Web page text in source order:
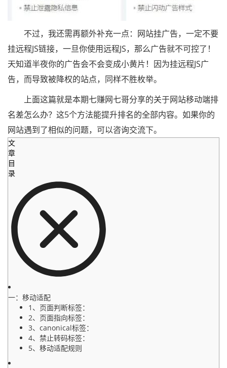
不过，我还需再额外补充一点：网站挂广告，一定不要
挂远程JS链接，一旦你使用远程JS，那么广告就不可控了！
天知道半夜你的广告会不会变成小黄片！因为挂远程JS广
告，而导致被降权的站点，同样不胜枚举。
上面这篇就是本期七赚网七哥分享的关于网站移动端排
名差怎么办？这5个方法能提升排名的全部内容。如果你的
网站遇到了相似的问题，可以咨询交流下。
文
章
目
录
一：移动适配
1、页面判断标签：
2、页面指向标签：
3、canonical标签：
4、禁止转码标签：
5、移动适配规则